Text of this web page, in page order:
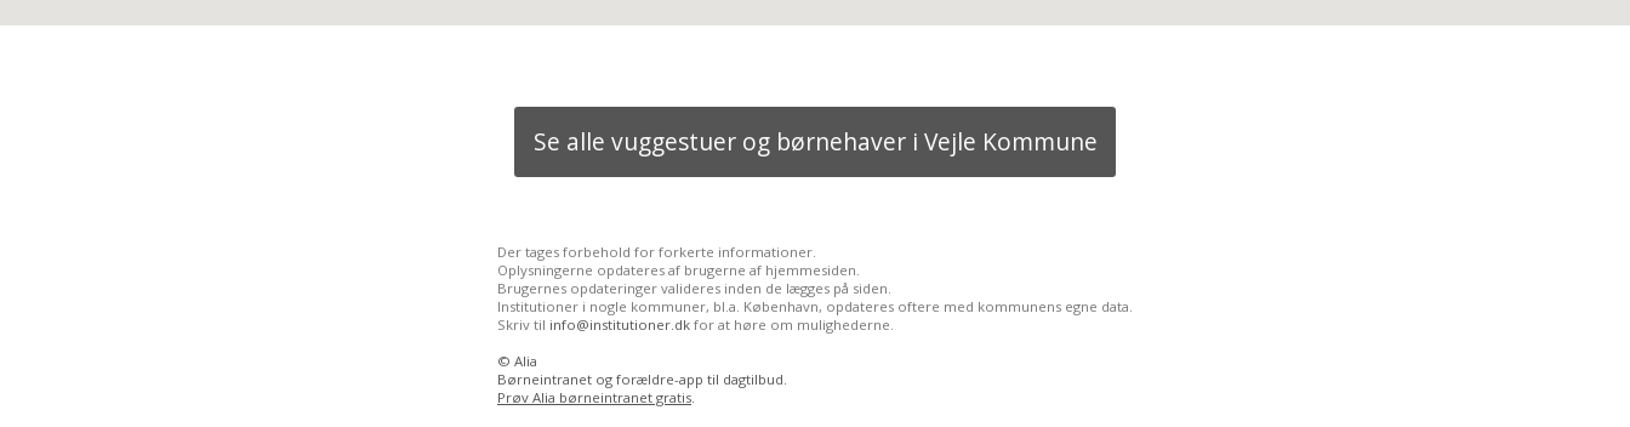
Se alle vuggestuer og børnehaver i Vejle Kommune
Der tages forbehold for forkerte informationer.
Oplysningerne opdateres af brugerne af hjemmesiden.
Brugernes opdateringer valideres inden de lægges på siden.
Institutioner i nogle kommuner, bl.a. København, opdateres oftere med kommunens egne data.
Skriv til info@institutioner.dk for at høre om mulighederne.
© Alia
Børneintranet og forældre-app til dagtilbud.
Prøv Alia børneintranet gratis